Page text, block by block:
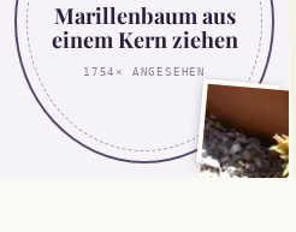
Marillenbaum aus
einem Kern ziehen
1754× ANGESEHEN